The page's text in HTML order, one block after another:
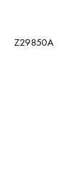
Z29850A